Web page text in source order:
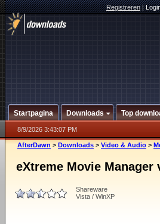
Registreren|
Startpagina Downloads Top
8/9/2026 3:43:07 PM
AfterDawn > Downloads > Video & Audio >
eXtreme Movie Manager
Shareware
Vista / WinXP